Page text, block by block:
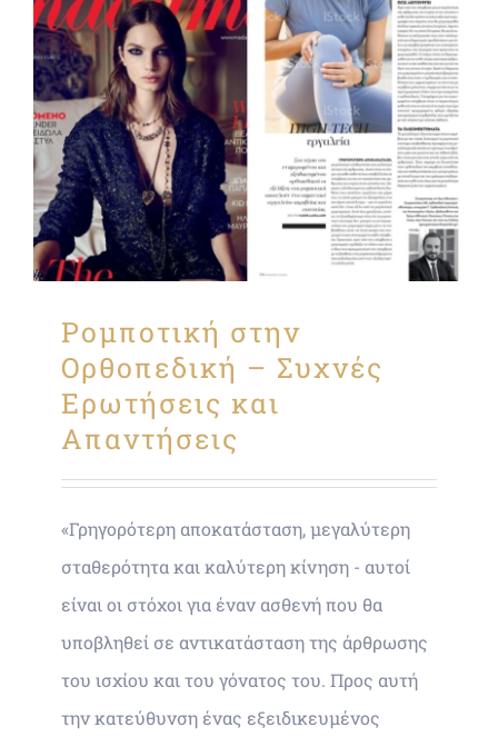
Ρομποτική στην
Ορθοπεδική – Συχνές
Ερωτήσεις και
Απαντήσεις
«Γρηγορότερη αποκατάσταση, μεγαλύτερη
σταθερότητα και καλύτερη κίνηση - αυτοί
είναι οι στόχοι για έναν ασθενή που θα
υποβληθεί σε αντικατάσταση της άρθρωσης
του ισχίου και του γόνατος του. Προς αυτή
την κατεύθυνση ένας εξειδικευμένος